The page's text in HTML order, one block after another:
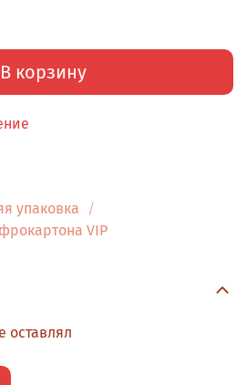
В корзину
упаковка
VIP
оставлял